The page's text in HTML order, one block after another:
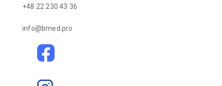
+48 22 230 43 36
info@bmed.pro